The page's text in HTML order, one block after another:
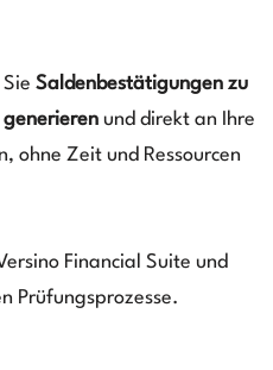
Saldenbestätigungen zu
und direkt an Ihre
ohne Zeit und Ressourcen
Financial Suite und
Prüfungsprozesse.